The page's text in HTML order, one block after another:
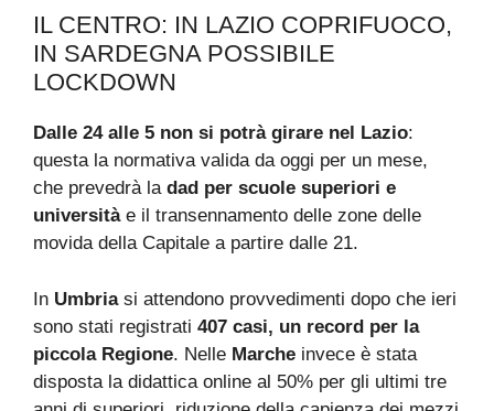
IL CENTRO: IN LAZIO COPRIFUOCO,
IN SARDEGNA POSSIBILE
LOCKDOWN
Dalle 24 alle 5 non si potrà girare nel Lazio:
questa la normativa valida da oggi per un mese,
che prevedrà la dad per scuole superiori e
universitàe il transennamento delle zone delle
movida della Capitale a partire dalle 21.
In Umbria si attendono provvedimenti dopo che ieri
sono stati registrati 407 casi, un record per la
piccola Regione. Nelle Marche invece è stata
disposta la didattica online al 50% per gli ultimi tre